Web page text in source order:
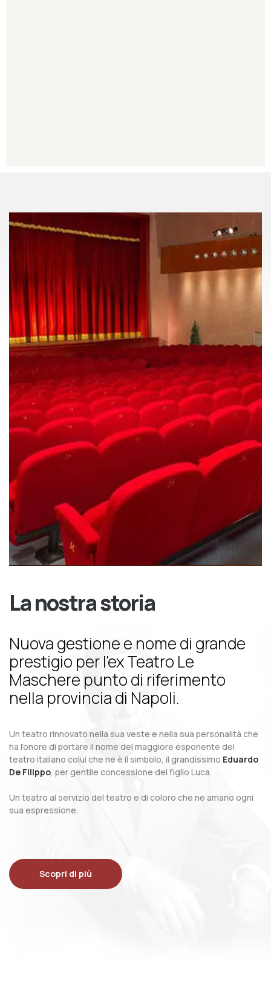
La nostra storia
Nuova gestione e nome di grande
prestigio per l’ex Teatro Le
Maschere punto di riferimento
nella provincia di Napoli.
Un teatro rinnovato nella sua veste e nella sua personalità che
ha l’onore di portare il nome del maggiore esponente del
teatro italiano colui che ne è il simbolo, il grandissimo Eduardo
De Filippo, per gentile concessione del figlio Luca.
Un teatro al servizio del teatro e di coloro che ne amano ogni
sua espressione.
Scopri di più